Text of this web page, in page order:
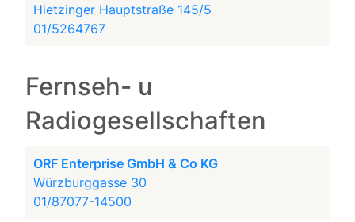
Hietzinger Hauptstraße 145/5
01/5264767
Fernseh- u
Radiogesellschaften
ORF Enterprise GmbH & Co KG
Würzburggasse 30
01/87077-14500